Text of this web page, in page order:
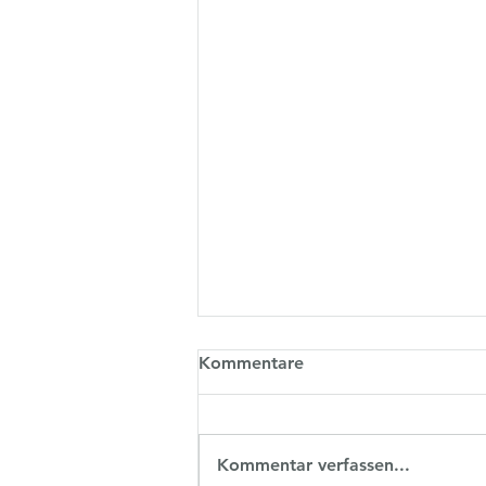
Kommentare
Kommentar verfassen...